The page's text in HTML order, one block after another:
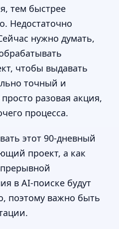
тем быстрее
Недостаточно
нужно думать,
чтобы выдавать
точный и
разовая акция,
процесса.
этот 90-дневный
проект, а как
в AI-поиске будут
поэтому важно быть